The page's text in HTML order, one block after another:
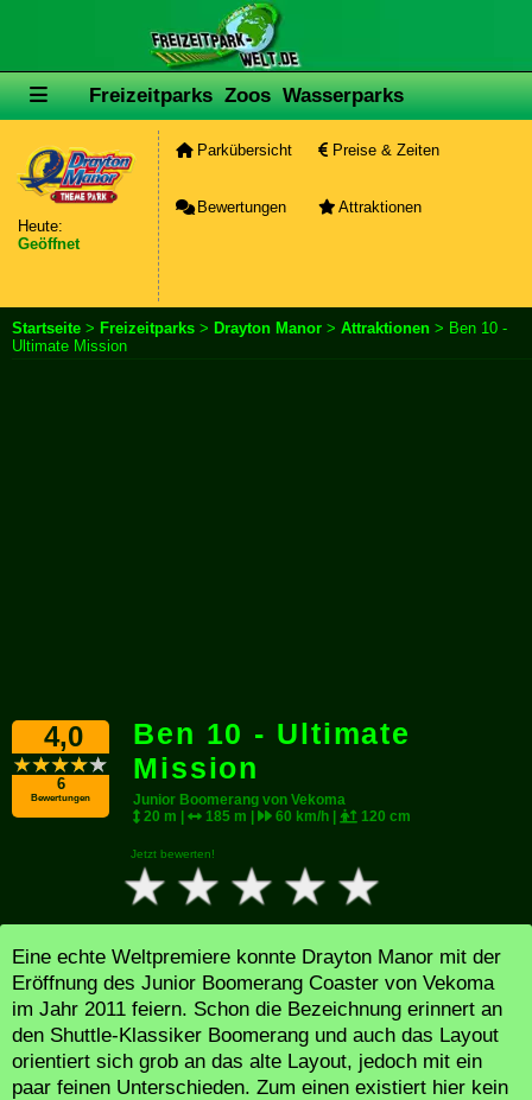
Freizeitparks Zoos Wasserparks
Heute:
Geöffnet
Parkübersicht Preise & Zeiten
Bewertungen Attraktionen
Startseite > Freizeitparks > Drayton Manor > Attraktionen > Ben 10 -
Ultimate Mission
4,0
6
Bewertungen
Ben 10 - Ultimate
Mission
Junior Boomerang von Vekoma
20 m |
185 m | 60 km/h | 120 cm
Jetzt bewerten!
Eine echte Weltpremiere konnte Drayton Manor mit der
Eröffnung des Junior Boomerang Coaster von Vekoma
im Jahr 2011 feiern. Schon die Bezeichnung erinnert an
den Shuttle-Klassiker Boomerang und auch das Layout
orientiert sich grob an das alte Layout, jedoch mit ein
paar feinen Unterschieden. Zum einen existiert hier kein